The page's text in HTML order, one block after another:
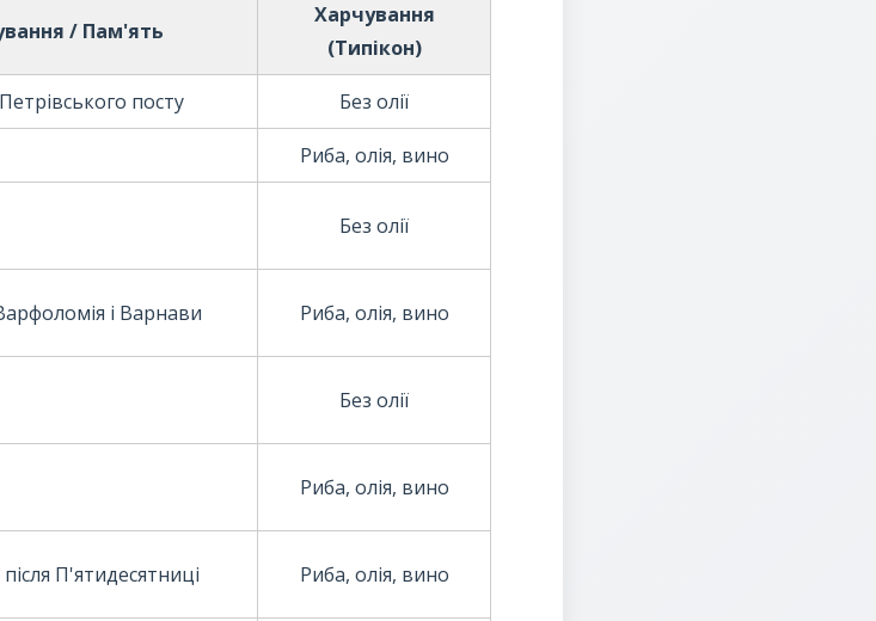
/ Пам'ять
Харчування
(Типікон)
посту Без олії
Риба, олія, вино
Без олії
і Варнави Риба, олія, вино
Без олії
Риба, олія, вино
П'ятидесятниці Риба, олія, вино